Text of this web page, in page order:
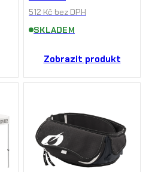
512 Kč bez DPH
SKLADEM
Zobrazit produkt